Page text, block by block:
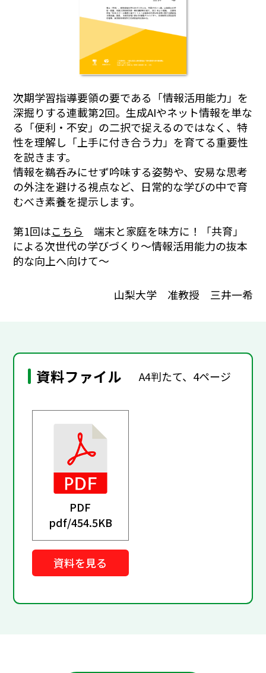
次期学習指導要領の要である「情報活用能力」を
深掘りする連載第2回。生成AIやネット情報を単な
る「便利・不安」の二択で捉えるのではなく、特
性を理解し「上手に付き合う力」を育てる重要性
を説きます。
情報を鵜呑みにせず吟味する姿勢や、安易な思考
の外注を避ける視点など、日常的な学びの中で育
むべき素養を提示します。
第1回はこちら 端末と家庭を味方に！「共育」
による次世代の学びづくり～情報活用能力の抜本
的な向上へ向けて～
山梨大学 准教授 三井一希
資料ファイル A4判たて、4ページ
PDF
pdf/454.5KB
資料を見る